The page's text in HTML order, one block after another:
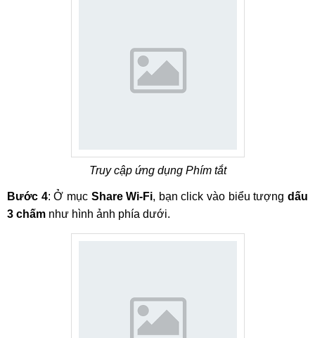
Truy cập ứng dụng Phím tắt
Bước 4: Ở mục Share Wi-Fi, bạn click vào biểu tượngdấu
3 chấm như hình ảnh phía dưới.